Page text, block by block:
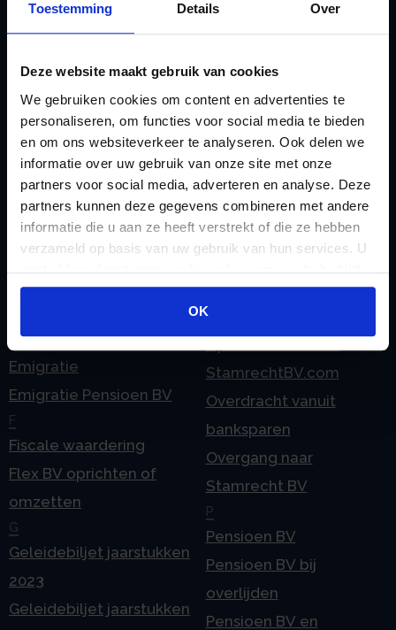
Toestemming Details Over
Deze website maakt gebruik van cookies
We gebruiken cookies om content en advertenties te
personaliseren, om functies voor social media te bieden
en om ons websiteverkeer te analyseren. Ook delen we
informatie over uw gebruik van onze site met onze
partners voor social media, adverteren en analyse. Deze
partners kunnen deze gegevens combineren met andere
informatie die u aan ze heeft verstrekt of die ze hebben
verzameld op basis van uw gebruik van hun services. U
gaat akkoord met onze cookies als u onze website blijft
gebruiken.
OK
doorgeven
rekeningnummer
Checklist IB 2023 (Word)
Checklist IB 2024 (PDF)
Checklist IB 2024 (Word)
Checklist IB 2025 (PDF)
Checklist IB 2025 (Word)
Contact
Stamrecht BV
Emigratie
Emigratie Pensioen BV
F
Fiscale waardering
Flex BV oprichten of
omzetten
G
Geleidebiljet jaarstukken
2023
Geleidebiljet jaarstukken
Liquidatie Pensioen BV
verzorgen
M
Mogelijkheden
Stamrecht BV
O
ODV BV
Ontbinden Stamrecht
BV
Onzakelijke lening
Stamrecht BV
StamrechtBV.com
Overdracht vanuit
banksparen
Overgang naar
Stamrecht BV
P
Pensioen BV
Pensioen BV bij
overlijden
Pensioen BV en